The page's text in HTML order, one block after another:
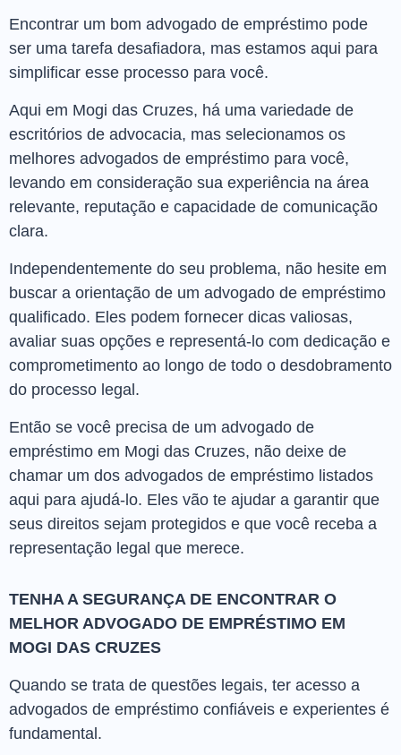
Encontrar um bom advogado de empréstimo pode
ser uma tarefa desafiadora, mas estamos aqui para
simplificar esse processo para você.
Aqui em Mogi das Cruzes, há uma variedade de
escritórios de advocacia, mas selecionamos os
melhores advogados de empréstimo para você,
levando em consideração sua experiência na área
relevante, reputação e capacidade de comunicação
clara.
Independentemente do seu problema, não hesite em
buscar a orientação de um advogado de empréstimo
qualificado. Eles podem fornecer dicas valiosas,
avaliar suas opções e representá-lo com dedicação e
comprometimento ao longo de todo o desdobramento
do processo legal.
Então se você precisa de um advogado de
empréstimo em Mogi das Cruzes, não deixe de
chamar um dos advogados de empréstimo listados
aqui para ajudá-lo. Eles vão te ajudar a garantir que
seus direitos sejam protegidos e que você receba a
representação legal que merece.
TENHA A SEGURANÇA DE ENCONTRAR O
MELHOR ADVOGADO DE EMPRÉSTIMO EM
MOGI DAS CRUZES
Quando se trata de questões legais, ter acesso a
advogados de empréstimo confiáveis e experientes é
fundamental.